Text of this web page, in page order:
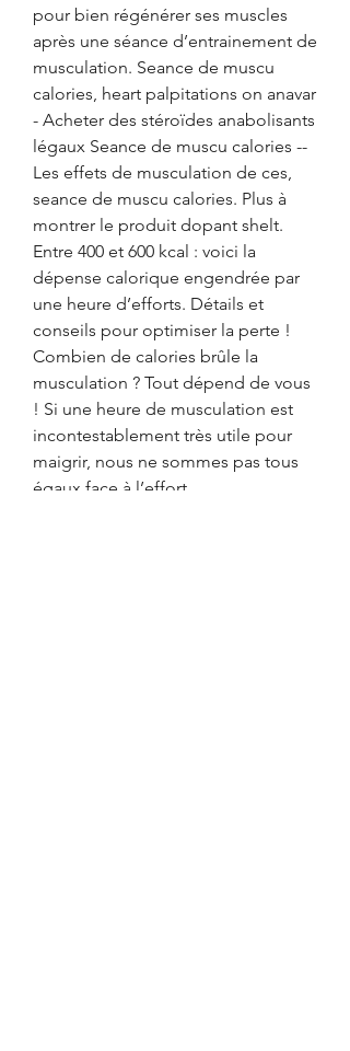
pour bien régénérer ses muscles
après une séance d’entrainement de
musculation. Seance de muscu
calories, heart palpitations on anavar
- Acheter des stéroïdes anabolisants
légaux Seance de muscu calories --
Les effets de musculation de ces,
seance de muscu calories. Plus à
montrer le produit dopant shelt.
Entre 400 et 600 kcal : voici la
dépense calorique engendrée par
une heure d’efforts. Détails et
conseils pour optimiser la perte !
Combien de calories brûle la
musculation ? Tout dépend de vous
! Si une heure de musculation est
incontestablement très utile pour
maigrir, nous ne sommes pas tous
égaux face à l’effort.